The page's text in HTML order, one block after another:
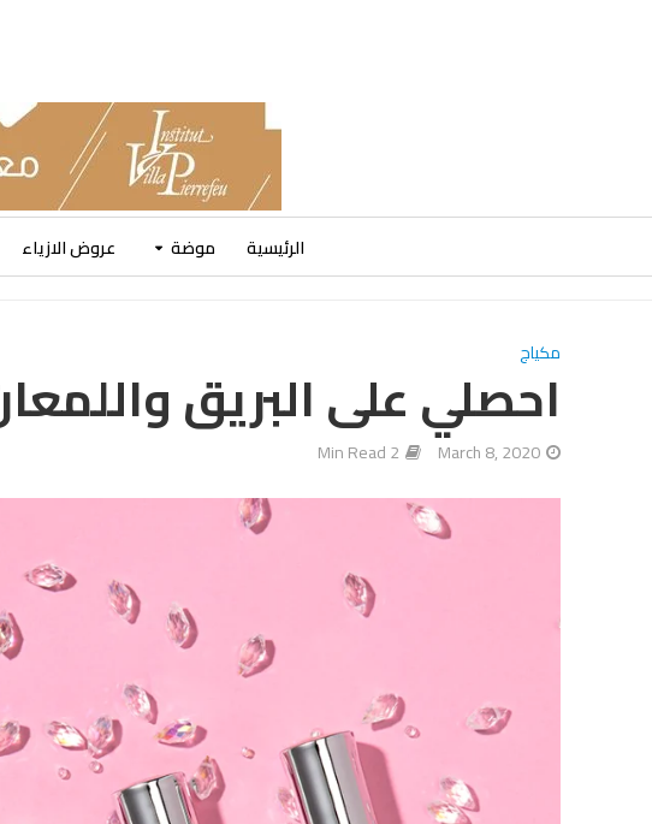
الرئيسية موضة عروض الازياء
مكياج
احصلي على البريق
March 8, 2020
2 Min Read